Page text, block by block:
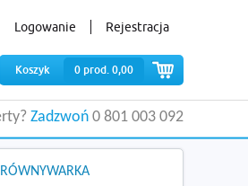
Logowanie Rejestracja
Koszyk 0 prod. 0,00
Zadzwoń 0 801 003 092